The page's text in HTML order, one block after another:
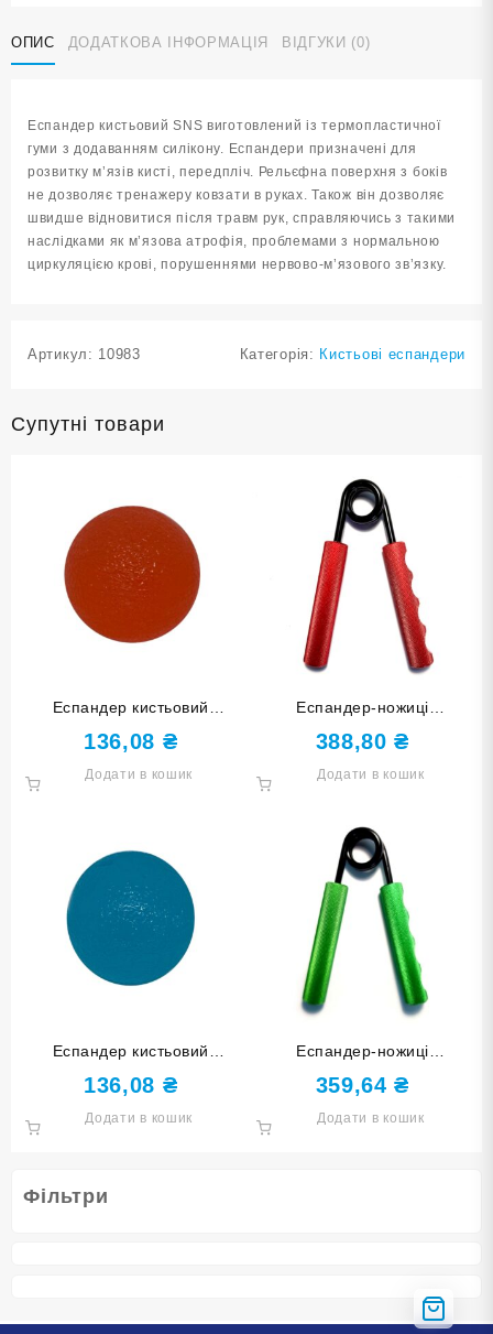
Фільтри
40
lb
ОПИС ДОДАТКОВА ІНФОРМАЦІЯ ВІДГУКИ (0)
Еспандер кистьовий SNS виготовлений із термопластичної
гуми з додаванням силікону. Еспандери призначені для
розвитку м’язів кисті, передпліч. Рельєфна поверхня з боків
не дозволяє тренажеру ковзати в руках. Також він дозволяє
швидше відновитися після травм рук, справляючись з такими
наслідками як м’язова атрофія, проблемами з нормальною
циркуляцією крові, порушеннями нервово-м’язового зв’язку.
Артикул: 10983 Категорія: Кистьові еспандери
Супутні товари
Еспандер кистьовий
КУЛЬКА червоний DQ-W-
Red
136,08 ₴
Додати в кошик
Еспандер-ножиці
навантаження 200 lb 200LB-
К
388,80₴
Додати в кошик
Еспандер кистьовий
КУЛЬКА синій DQ-W-Blue
136,08 ₴
Додати в кошик
Еспандер-ножиці
навантаження 150 lb 150LB-
З
359,64₴
Додати в кошик